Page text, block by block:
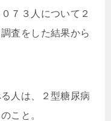
７３人について２
査をした結果から
人は、２型糖尿病
こと。